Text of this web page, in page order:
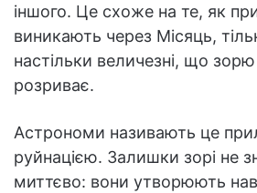
іншого. Це схоже на те, як
виникають через Місяць,
настільки величезні, що
розриває.
Астрономи називають це
руйнацією. Залишки зорі не
миттєво: вони утворюють